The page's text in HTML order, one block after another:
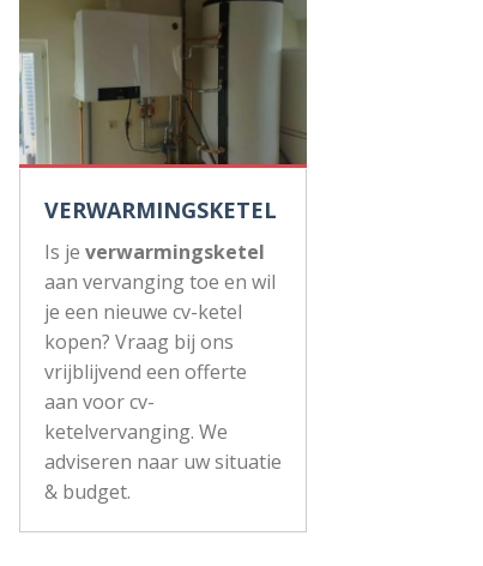
VERWARMINGSKETEL
Is je verwarmingsketel
aan vervanging toe en wil
je een nieuwe cv-ketel
kopen? Vraag bij ons
vrijblijvend een offerte
aan voor cv-
ketelvervanging. We
adviseren naar uw situatie
& budget.